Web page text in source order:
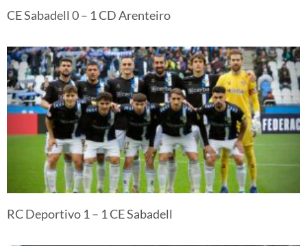
CE Sabadell 0 – 1 CD Arenteiro
RC Deportivo 1 – 1 CE Sabadell